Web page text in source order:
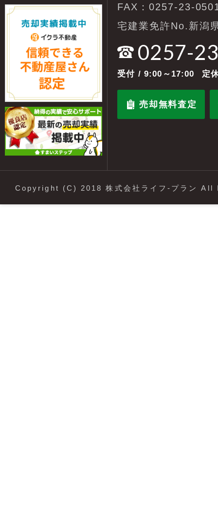
FAX：0257-23-
宅建業免許No.新潟
0257-
受付 / 9:00～17:00 定
売却無料査定
Copyright (C) 2018 株式会社ライフ-プラン